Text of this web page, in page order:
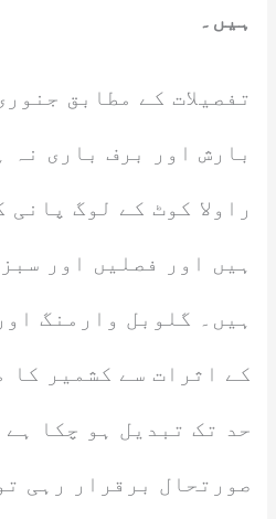
ہیں۔
تفصیلات کے مطابق
بارش اور برف باری نہ
راولا کوٹ کے لوگ پانی
ہیں اور فصلیں اور
ہیں۔ گلوبل وارمنگ
کے اثرات سے کشمیر کا
حد تک تبدیل ہو چکا
صورتحال برقرار رہی